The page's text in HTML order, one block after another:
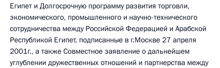
Египет и Долгосрочную программу развития торговли,
экономического, промышленного и научно-технического
сотрудничества между Российской Федерацией и Арабской
Республикой Египет, подписанные в г.Москве 27 апреля
2001г., а также Совместное заявление о дальнейшем
углублении дружественных отношений и партнерства между